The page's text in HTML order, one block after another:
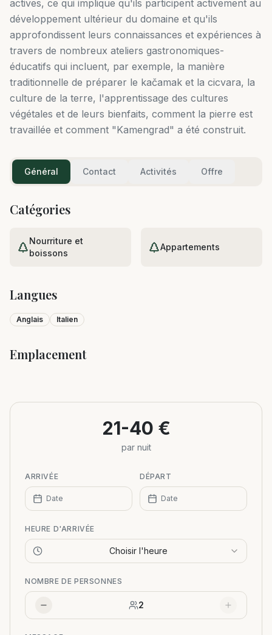
actives, ce qui implique qu'ils participent activement au
développement ultérieur du domaine et qu'ils
approfondissent leurs connaissances et expériences à
travers de nombreux ateliers gastronomiques-
éducatifs qui incluent, par exemple, la manière
traditionnelle de préparer le kačamak et la cicvara, la
culture de la terre, l'apprentissage des cultures
végétales et de leurs bienfaits, comment la pierre est
travaillée et comment "Kamengrad" a été construit.
Général Contact Activités Offre
Catégories
Nourriture et
boissons
Appartements
Langues
Anglais Italien
Emplacement
−
21-40 €
par nuit
ARRIVÉE
Date
DÉPART
Date
HEURE D'ARRIVÉE
Choisir l'heure
NOMBRE DE PERSONNES
2